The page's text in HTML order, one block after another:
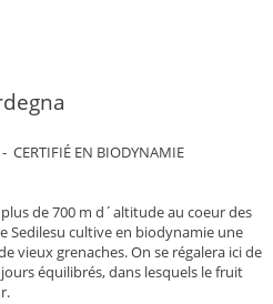
CERTIFIÉ EN BIODYNAMIE
de 700 m d´altitude au coeur des
Sedilesu cultive en biodynamie une
vieux grenaches. On se régalera ici de
équilibrés, dans lesquels le fruit